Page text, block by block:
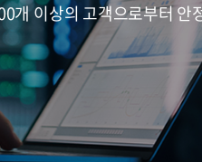
개 이상의 고객으로부터